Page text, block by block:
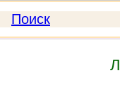
Поиск